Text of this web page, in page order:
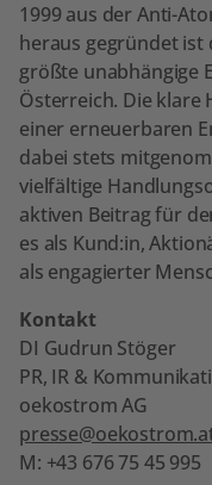
1999 aus der Anti-
heraus gegründet ist
größte unabhängige
Österreich. Die klare
einer erneuerbaren
dabei stets
vielfältige
aktiven Beitrag für
es als Kund:in,
als engagierter
Kontakt
DI Gudrun Stöger
PR, IR &
oekostrom AG
M: +43 676 75 45 995